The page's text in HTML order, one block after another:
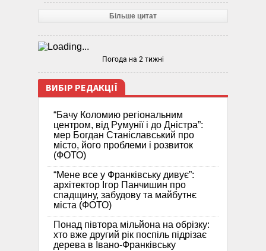
Більше цитат
Погода на 2 тижні
ВИБІР РЕДАКЦІЇ
“Бачу Коломию регіональним
центром, від Румунії і до Дністра”:
мер Богдан Станіславський про
місто, його проблеми і розвиток
(ФОТО)
“Мене все у Франківську дивує”:
архітектор Ігор Панчишин про
спадщину, забудову та майбутнє
міста (ФОТО)
Понад півтора мільйона на обрізку:
хто вже другий рік поспіль підрізає
дерева в Івано-Франківську